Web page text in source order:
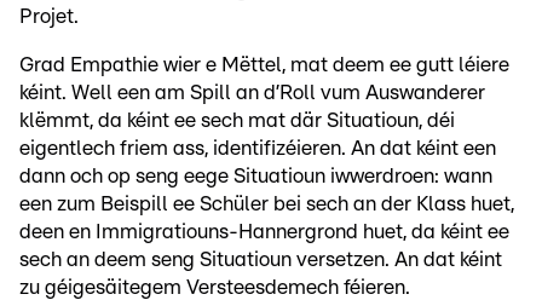
Projet.
Grad Empathie wier e Mëttel, mat deem ee gutt léiere
kéint. Well een am Spill an d’Roll vum Auswanderer
klëmmt, da kéint ee sech mat där Situatioun, déi
eigentlech friem ass, identifizéieren. An dat kéint een
dann och op seng eege Situatioun iwwerdroen: wann
een zum Beispill ee Schüler bei sech an der Klass huet,
deen en Immigratiouns-Hannergrond huet, da kéint ee
sech an deem seng Situatioun versetzen. An dat kéint
zu géigesäitegem Versteesdemech féieren.